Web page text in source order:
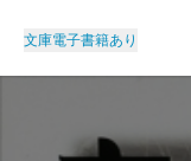
文庫電子書籍あり